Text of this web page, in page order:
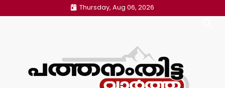
to
Thursday, Aug 06, 2026